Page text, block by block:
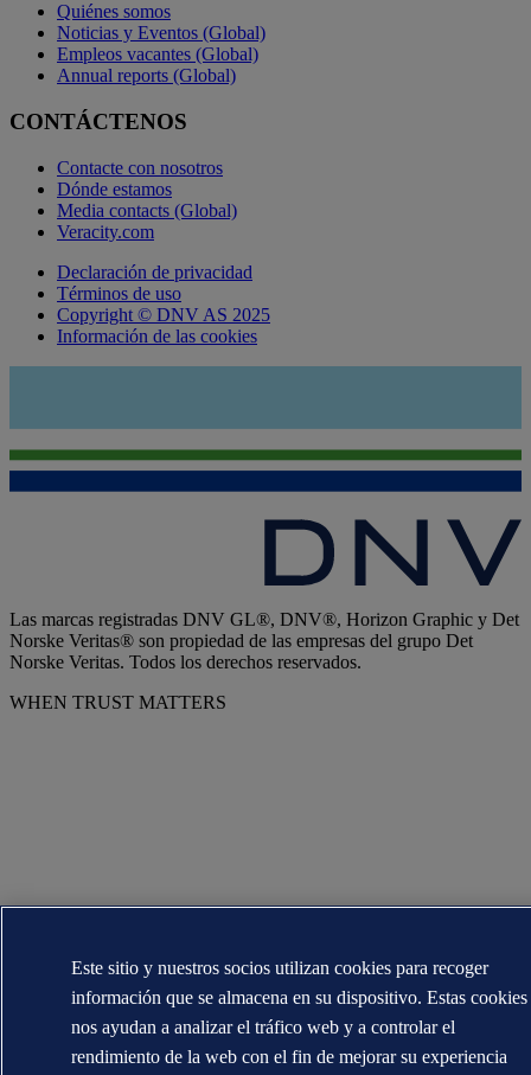
Quiénes somos
Noticias y Eventos (Global)
Empleos vacantes (Global)
Annual reports (Global)
CONTÁCTENOS
Contacte con nosotros
Dónde estamos
Media contacts (Global)
Veracity.com
Declaración de privacidad
Términos de uso
Copyright © DNV AS 2025
Información de las cookies
Las marcas registradas DNV GL®, DNV®, Horizon Graphic y Det
Norske Veritas® son propiedad de las empresas del grupo Det
Norske Veritas. Todos los derechos reservados.
WHEN TRUST MATTERS
Este sitio y nuestros socios utilizan cookies para recoger
información que se almacena en su dispositivo. Estas cookies
nos ayudan a analizar el tráfico web y a controlar el
rendimiento de la web con el fin de mejorar su experiencia